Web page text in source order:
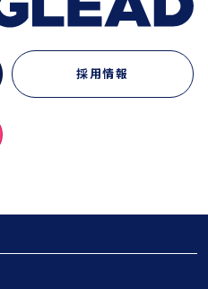
採用情報